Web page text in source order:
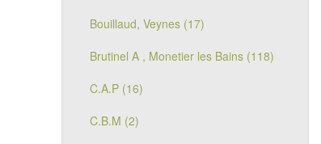
Bouillaud, Veynes (17)
Brutinel A , Monetier les Bains (118)
C.A.P (16)
C.B.M (2)